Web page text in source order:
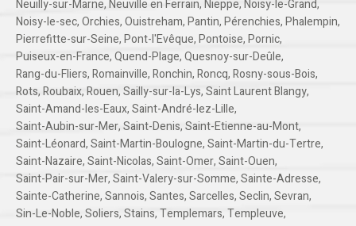
Neuilly-sur-Marne,Neuville en Ferrain,Nieppe,Noisy-le-Grand,
Noisy-le-sec,Orchies,Ouistreham,Pantin,Pérenchies,Phalempin,
Pierrefitte-sur-Seine,Pont-l'Evêque,Pontoise,Pornic,
Puiseux-en-France,Quend-Plage,Quesnoy-sur-Deûle,
Rang-du-Fliers,Romainville,Ronchin,Roncq,Rosny-sous-Bois,
Rots,Roubaix,Rouen,Sailly-sur-la-Lys,Saint Laurent Blangy,
Saint-Amand-les-Eaux,Saint-André-lez-Lille,
Saint-Aubin-sur-Mer,Saint-Denis,Saint-Etienne-au-Mont,
Saint-Léonard,Saint-Martin-Boulogne,Saint-Martin-du-Tertre,
Saint-Nazaire,Saint-Nicolas,Saint-Omer,Saint-Ouen,
Saint-Pair-sur-Mer,Saint-Valery-sur-Somme,Sainte-Adresse,
Sainte-Catherine,Sannois,Santes,Sarcelles,Seclin,Sevran,
Sin-Le-Noble,Soliers,Stains,Templemars,Templeuve,